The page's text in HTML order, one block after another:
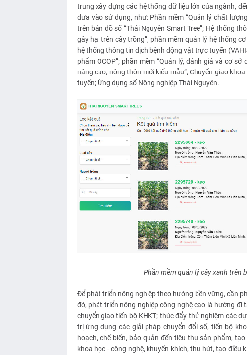
trung xây dựng các hệ thống dữ liệu lớn của ngành,
đưa vào sử dụng, như: Phần mềm “Quản lý chất
trên bản đồ số “Thái Nguyên Smart Tree”; Hệ thống
gây hại trên cây trồng”; phần mềm quản lý hệ thống
hệ thống thông tin dịch bệnh động vật trực tuyến
phẩm OCOP”; phần mềm “Quản lý, đánh giá và cơ
nâng cao, nông thôn mới kiểu mẫu”; Chuyển giao
tuyến; Ứng dụng số Nông nghiệp Thái Nguyên.
Phần mềm quản lý cây xanh trên
Để phát triển nông nghiệp theo hướng bền vững, cần
đó, phát triển nông nghiệp công nghệ cao là hướng đi
chuyển giao tiến bộ KHKT; thúc đẩy thử nghiệm các
trị ứng dụng các giải pháp chuyển đổi số, tiến bộ
hoạch, chế biến, bảo quản đến tiêu thụ sản phẩm,
khoa học - công nghệ, khuyến khích, thu hút, tạo điều